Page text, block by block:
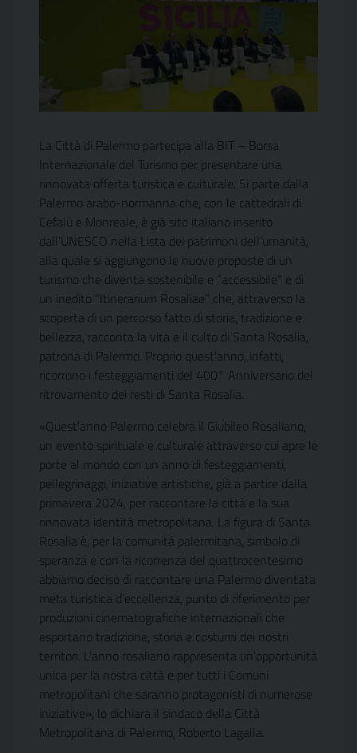
La Città di Palermo partecipa alla BIT – Borsa
Internazionale del Turismo per presentare una
rinnovata offerta turistica e culturale. Si parte dalla
Palermo arabo-normanna che, con le cattedrali di
Cefalù e Monreale, è già sito italiano inserito
dall’UNESCO nella Lista dei patrimoni dell’umanità,
alla quale si aggiungono le nuove proposte di un
turismo che diventa sostenibile e “accessibile” e di
un inedito “Itinerarium Rosaliae” che, attraverso la
scoperta di un percorso fatto di storia, tradizione e
bellezza, racconta la vita e il culto di Santa Rosalia,
patrona di Palermo. Proprio quest’anno, infatti,
ricorrono i festeggiamenti del 400° Anniversario del
ritrovamento dei resti di Santa Rosalia.
«Quest’anno Palermo celebra il Giubileo Rosaliano,
un evento spirituale e culturale attraverso cui apre le
porte al mondo con un anno di festeggiamenti,
pellegrinaggi, iniziative artistiche, già a partire dalla
primavera 2024, per raccontare la città e la sua
rinnovata identità metropolitana. La figura di Santa
Rosalia è, per la comunità palermitana, simbolo di
speranza e con la ricorrenza del quattrocentesimo
abbiamo deciso di raccontare una Palermo diventata
meta turistica d’eccellenza, punto di riferimento per
produzioni cinematografiche internazionali che
esportano tradizione, storia e costumi dei nostri
territori. L’anno rosaliano rappresenta un’opportunità
unica per la nostra città e per tutti i Comuni
metropolitani che saranno protagonisti di numerose
iniziative», lo dichiara il sindaco della Città
Metropolitana di Palermo, Roberto Lagalla.